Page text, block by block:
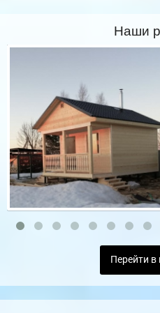
Наши
Перейти в